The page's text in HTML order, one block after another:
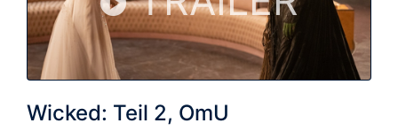
Wicked: Teil 2, OmU